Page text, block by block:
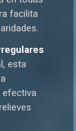
facilita
esta
efectiva